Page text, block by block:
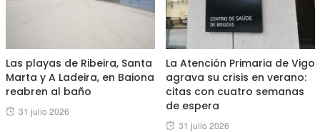
Las playas de Ribeira, Santa
Marta y A Ladeira, en Baiona
reabren al baño
Posted
31 julio 2026
La Atención Primaria de Vigo
agrava su crisis en verano:
citas con cuatro semanas
de espera
Posted
31 julio 2026